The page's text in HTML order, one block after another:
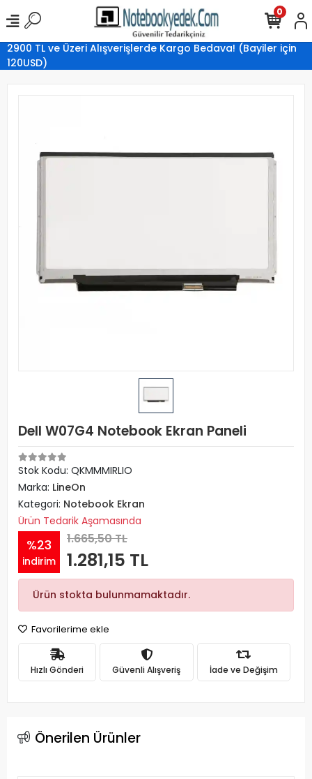
2900 TL ve Üzeri Alışverişlerde Kargo Bedava! (Bayiler için
120USD)
0
Dell W07G4 Notebook Ekran Paneli
Stok Kodu: QKMMMIRLIO
Marka: LineOn
Kategori: Notebook Ekran
Ürün Tedarik Aşamasında
%23
indirim
1.665,50 TL
1.281,15 TL
Ürün stokta bulunmamaktadır.
Favorilerime ekle
Hızlı Gönderi Güvenli Alışveriş İade ve Değişim
Önerilen Ürünler